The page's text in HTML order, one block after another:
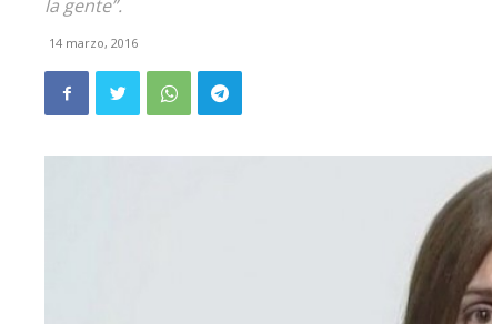
la gente”.
14 marzo, 2016